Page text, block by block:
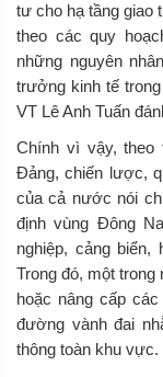
tư cho hạ tầng giao
theo các quy
những nguyên
trưởng kinh tế
VT Lê Anh Tuấn
Chính vì vậy, theo
Đảng, chiến lược,
của cả nước nói
định vùng Đông
nghiệp, cảng
Trong đó, một
hoặc nâng cấp
đường vành đai
thông toàn khu vực.